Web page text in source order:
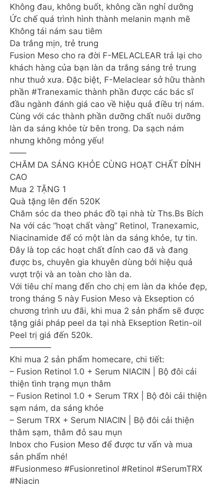
Không đau, không buốt, không cần nghỉ dưỡng
Ức chế quá trình hình thành melanin mạnh mẽ
Không tái nám sau tiêm
Da trắng mịn, trẻ trung
Fusion Meso cho ra đời F-MELACLEAR trả lại cho
khách hàng của bạn làn da trắng sáng trẻ trung
như thuở xưa. Đặc biệt, F-Melaclear sở hữu thành
phần #Tranexamic thành phần được các bác sĩ
đầu ngành đánh giá cao về hiệu quả điều trị nám.
Cùng với các thành phần dưỡng chất nuôi dưỡng
làn da sáng khỏe từ bên trong. Da sạch nám
nhưng không mỏng yếu!
——
CHĂM DA SÁNG KHỎE CÙNG HOẠT CHẤT ĐỈNH
CAO
Mua 2 TẶNG 1
Quà tặng lên đến 520K
Chăm sóc da theo phác đồ tại nhà từ Ths.Bs Bích
Na với các “hoạt chất vàng” Retinol, Tranexamic,
Niacinamide để có một làn da sáng khỏe, tự tin.
Đây là top các hoạt chất đỉnh cao đã và đang
được bs, chuyên gia khuyên dùng bởi hiệu quả
vượt trội và an toàn cho làn da.
Với tiêu chí mang đến cho chị em làn da khỏe đẹp,
trong tháng 5 này Fusion Meso và Ekseption có
chương trình ưu đãi, khi mua 2 sản phẩm sẽ được
tặng giải pháp peel da tại nhà Ekseption Retin-oil
Peel trị giá đến 520k.
—————
Khi mua 2 sản phẩm homecare, chi tiết:
– Fusion Retinol 1.0 + Serum NIACIN | Bộ đôi cải
thiện tình trạng mụn thâm
– Fusion Retinol 1.0 + Serum TRX | Bộ đôi cải thiện
sạm nám, da sáng khỏe
– Serum TRX + Serum NIACIN | Bộ đôi cải thiện
thâm sạm, thâm đỏ sau mụn
Inbox cho Fusion Meso để được tư vấn và mua
sản phẩm nhé!
#Fusionmeso #Fusionretinol #Retinol #SerumTRX
#Niacin